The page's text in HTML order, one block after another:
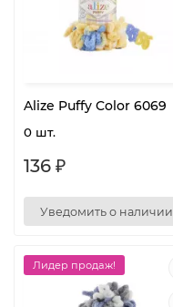
Alize Puffy Color 6069
0 шт.
136 ₽
Уведомить о наличии
Лидер продаж!